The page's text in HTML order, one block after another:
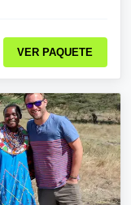
VER PAQUETE